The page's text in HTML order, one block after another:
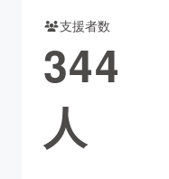
支援者数
344
人